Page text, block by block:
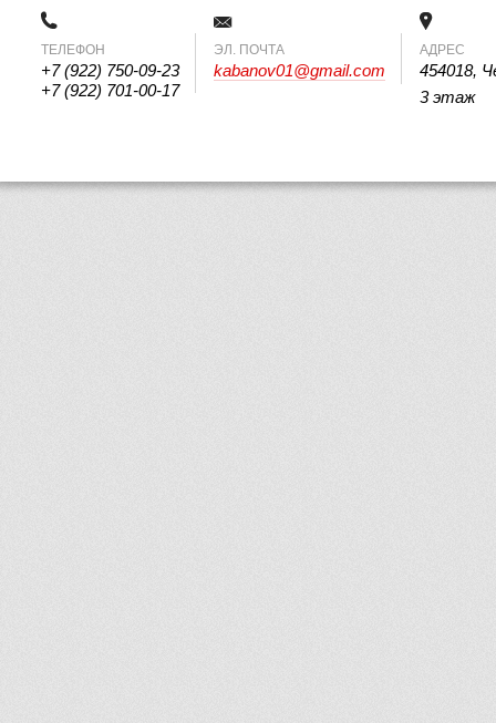
ТЕЛЕФОН
+7 (922) 750-09-23
+7 (922) 701-00-17
ЭЛ. ПОЧТА
kabanov01@gmail.com
АДРЕС
454018,
3 этаж